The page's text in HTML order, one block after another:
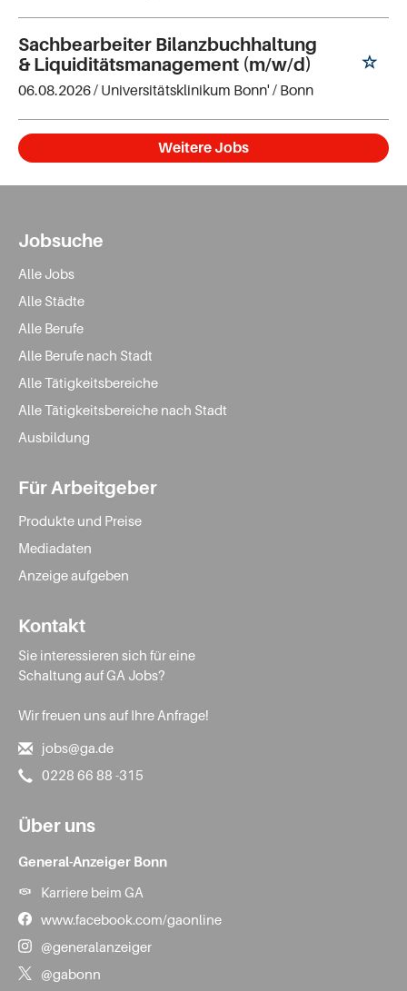
Sachbearbeiter Bilanzbuchhaltung
& Liquiditätsmanagement (m/w/d)
06.08.2026 / Universitätsklinikum Bonn' / Bonn
Weitere Jobs
Jobsuche
Alle Jobs
Alle Städte
Alle Berufe
Alle Berufe nach Stadt
Alle Tätigkeitsbereiche
Alle Tätigkeitsbereiche nach Stadt
Ausbildung
Für Arbeitgeber
Produkte und Preise
Mediadaten
Anzeige aufgeben
Kontakt
Sie interessieren sich für eine
Schaltung auf GA Jobs?
Wir freuen uns auf Ihre Anfrage!
jobs@ga.de
0228 66 88 -315
Über uns
General-Anzeiger Bonn
Karriere beim GA
www.facebook.com/gaonline
@generalanzeiger
@gabonn